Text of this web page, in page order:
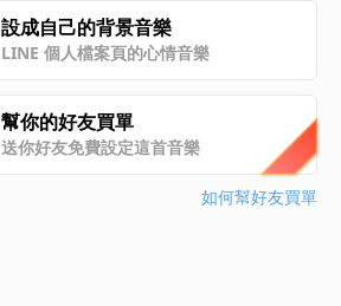
設成自己的背景音樂
LINE 個人檔案頁的心情音樂
幫你的好友買單
送你好友免費設定這首音樂
如何幫好友買單